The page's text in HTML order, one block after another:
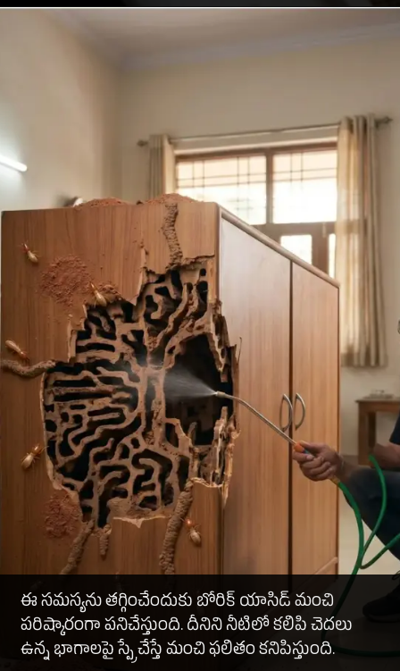
ఈ సమస్యను తగ్గించేందుకు బోరిక్ యాసిడ్ మంచి
పరిష్కారంగా పనిచేస్తుంది. దీనిని నీటిలో కలిపి చెదలు
ఉన్న భాగాలపై స్ప్రే చేస్తే మంచి ఫలితం కనిపిస్తుంది.